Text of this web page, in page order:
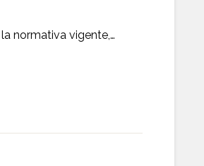
normativa vigente,…